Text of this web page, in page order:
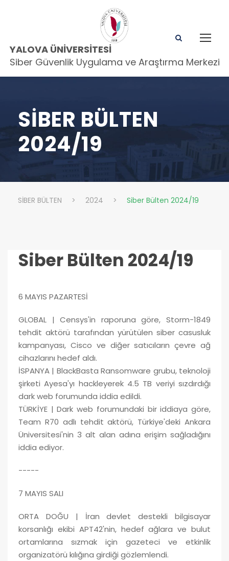
YALOVA ÜNIVERSITESI
Siber Güvenlik Uygulama ve Araştırma Merkezi
SIBER BÜLTEN
2024/19
SİBER BÜLTEN > 2024 > Siber Bülten 2024/19
Siber Bülten 2024/19
6 MAYIS PAZARTESİ
GLOBAL | Censys'in raporuna göre, Storm-1849
tehdit aktörü tarafından yürütülen siber casusluk
kampanyası, Cisco ve diğer satıcıların çevre ağ
cihazlarını hedef aldı.
İSPANYA | BlackBasta Ransomware grubu, teknoloji
şirketi Ayesa'yı hackleyerek 4.5 TB veriyi sızdırdığı
dark web forumunda iddia edildi.
TÜRKİYE | Dark web forumundaki bir iddiaya göre,
Team R70 adlı tehdit aktörü, Türkiye'deki Ankara
Üniversitesi'nin 3 alt alan adına erişim sağladığını
iddia ediyor.
-----
7 MAYIS SALI
ORTA DOĞU | İran devlet destekli bilgisayar
korsanlığı ekibi APT42'nin, hedef ağlara ve bulut
ortamlarına sızmak için gazeteci ve etkinlik
organizatörü kılığına girdiği gözlemlendi.